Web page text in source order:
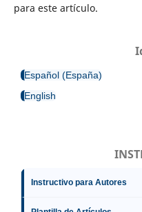
para este artículo.
Español (España)
English
Instructivo para Autores